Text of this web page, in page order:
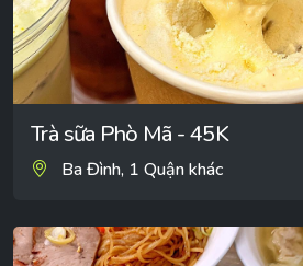
Trà sữa Phò Mã - 45K
Ba Đình, 1 Quận khác